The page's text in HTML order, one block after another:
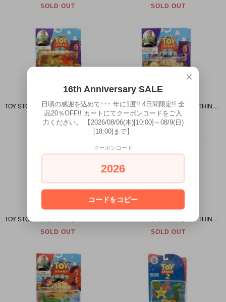
SOLD OUT SOLD OUT
TOY STORY/トイストーリー・THINK WAY/シンクウェイ・ACTION FIGURE/アクションフィギュア「INFRARED BUZZ LIGHTYEAR/インフラレッドバズライトイヤー」
SOLD OUT SOLD OUT
SOLD OUT SOLD OUT
×
16th Anniversary SALE
日頃の感謝を込めて･･･ 年に1度!! 4日間限定!! 全
品20％OFF!! カートにてクーポンコードをご入
力ください。 【2026/08/06(木)[10:00]～08/9(日)
[18:00]まで】
クーポンコード
2026
コードをコピー